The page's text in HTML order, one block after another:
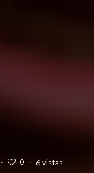
· 0 · 6 vistas